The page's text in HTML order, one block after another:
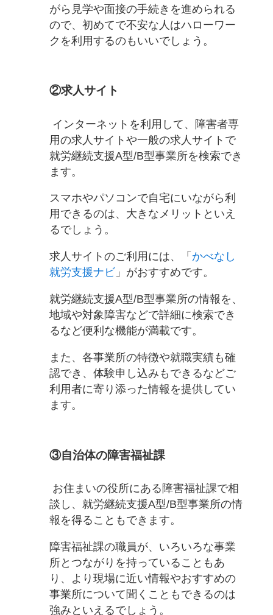
がら見学や面接の手続きを進められる
ので、初めてで不安な人はハローワー
クを利用するのもいいでしょう。
②求人サイト
インターネットを利用して、障害者専
用の求人サイトや一般の求人サイトで
就労継続支援A型/B型事業所を検索でき
ます。
スマホやパソコンで自宅にいながら利
用できるのは、大きなメリットといえ
るでしょう。
求人サイトのご利用には、「 かべなし
就労支援ナビ」がおすすめです。
就労継続支援A型/B型事業所の情報を、
地域や対象障害などで詳細に検索でき
るなど便利な機能が満載です。
また、各事業所の特徴や就職実績も確
認でき、体験申し込みもできるなどご
利用者に寄り添った情報を提供してい
ます。
③自治体の障害福祉課
お住まいの役所にある障害福祉課で相
談し、就労継続支援A型/B型事業所の情
報を得ることもできます。
障害福祉課の職員が、いろいろな事業
所とつながりを持っていることもあ
り、より現場に近い情報やおすすめの
事業所について聞くこともできるのは
強みといえるでしょう。